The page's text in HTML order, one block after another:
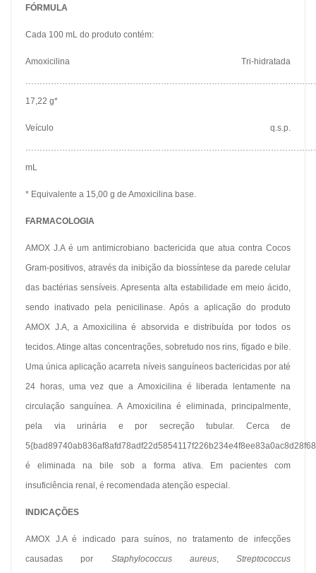
FÓRMULA
Cada 100 mL do produto contém:
Amoxicilina Tri-hidratada
17,22 g*
Veículo q.s.p.
mL
* Equivalente a 15,00 g de Amoxicilina base.
FARMACOLOGIA
AMOX J.A é um antimicrobiano bactericida que atua contra Cocos
Gram-positivos, através da inibição da biossíntese da parede celular
das bactérias sensíveis. Apresenta alta estabilidade em meio ácido,
sendo inativado pela penicilinase. Após a aplicação do produto
AMOX J.A, a Amoxicilina é absorvida e distribuída por todos os
tecidos. Atinge altas concentrações, sobretudo nos rins, fígado e bile.
Uma única aplicação acarreta níveis sanguíneos bactericidas por até
24 horas, uma vez que a Amoxicilina é liberada lentamente na
circulação sanguínea. A Amoxicilina é eliminada, principalmente,
pela via urinária e por secreção tubular. Cerca de
é eliminada na bile sob a forma ativa. Em pacientes com
insuficiência renal, é recomendada atenção especial.
INDICAÇÕES
AMOX J.A é indicado para suínos, no tratamento de infecções
causadas por Staphylococcus aureus, Streptococcus